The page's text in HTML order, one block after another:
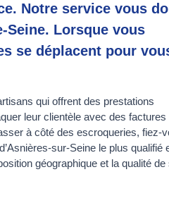
Notre service vous
Seine. Lorsque vous
se déplacent pour
qui offrent des prestations
leur clientèle avec des factures
à côté des escroqueries, fiez-
sur-Seine le plus qualifié
géographique et la qualité de